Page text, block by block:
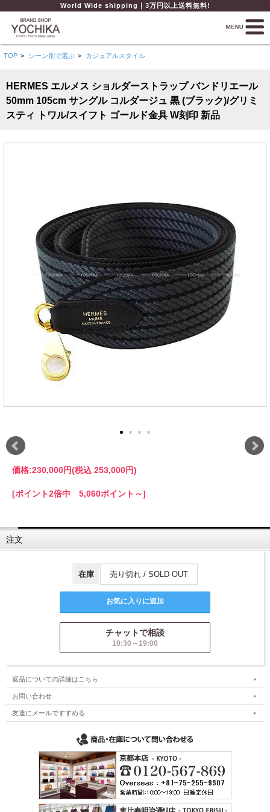
World Wide shipping｜3万円以上送料無料!
TOP > シーン別で選ぶ > カジュアルスタイル
HERMES エルメス ショルダーストラップ バンドリエール
50mm 105cm サングル コルダージュ 黒 (ブラック)/グリミ
スティ トワル/スイフト ゴールド金具 W刻印 新品
価格:230,000円(税込 253,000円)
[ポイント2倍中 5,060ポイント～]
注文
在庫 売り切れ / SOLD OUT
チャットで相談
10:30～19:00
返品についての詳細はこちら
お問い合わせ
友達にメールですすめる